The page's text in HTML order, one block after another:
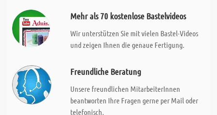
Mehr als 70 kostenlose Bastelvideos
Wir unterstützen Sie mit vielen Bastel-Videos
und zeigen Ihnen die genaue Fertigung.
Freundliche Beratung
Unsere freundlichen MitarbeiterInnen
beantworten Ihre Fragen gerne per Mail oder
telefonisch.